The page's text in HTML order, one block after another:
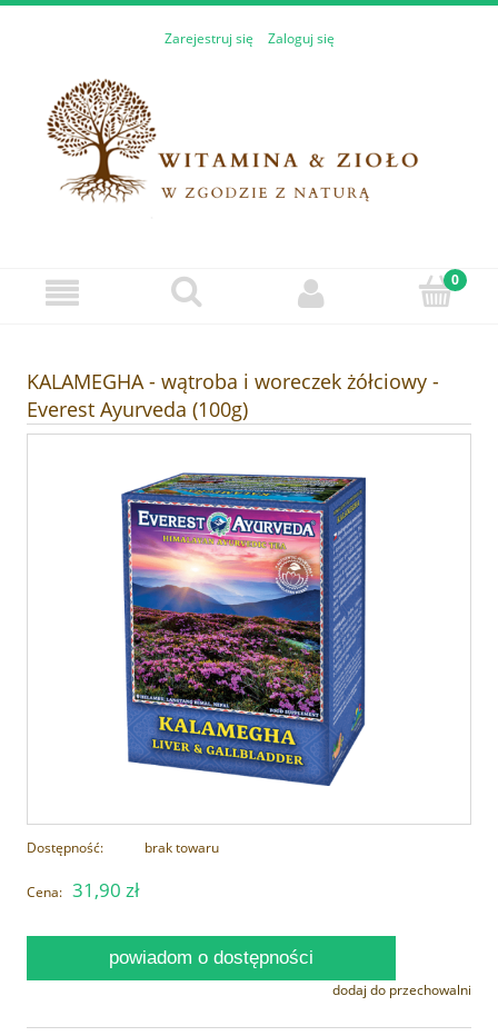
Zarejestruj się Zaloguj się
KALAMEGHA - wątroba i woreczek żółciowy -
Everest Ayurveda (100g)
Dostępność: brak towaru
Cena: 31,90 zł
powiadom o dostępności
dodaj do przechowalni